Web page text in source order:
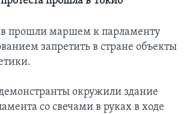
прошли маршем к парламенту
запретить в стране объекты
окружили здание
со свечами в руках в ходе